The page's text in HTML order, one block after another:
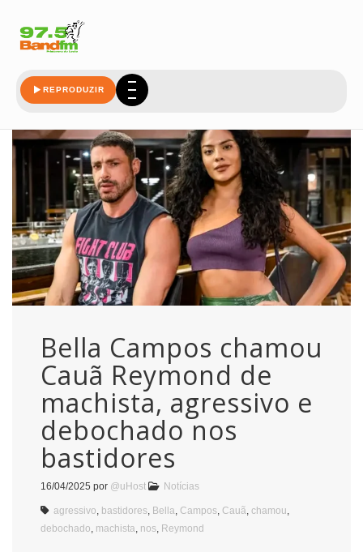
REPRODUZIR
Bella Campos chamou
Cauã Reymond de
machista, agressivo e
debochado nos
bastidores
16/04/2025 por @uHost Notícias
agressivo bastidores Bella Campos Cauã chamou
debochado machista nos Reymond